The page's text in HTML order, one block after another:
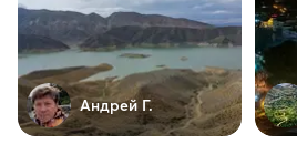
Андрей Г.